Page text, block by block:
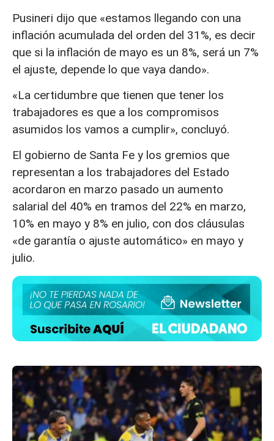
Pusineri dijo que «estamos llegando con una
inflación acumulada del orden del 31%, es decir
que si la inflación de mayo es un 8%, será un 7%
el ajuste, depende lo que vaya dando».
«La certidumbre que tienen que tener los
trabajadores es que a los compromisos
asumidos los vamos a cumplir», concluyó.
El gobierno de Santa Fe y los gremios que
representan a los trabajadores del Estado
acordaron en marzo pasado un aumento
salarial del 40% en tramos del 22% en marzo,
10% en mayo y 8% en julio, con dos cláusulas
«de garantía o ajuste automático» en mayo y
julio.